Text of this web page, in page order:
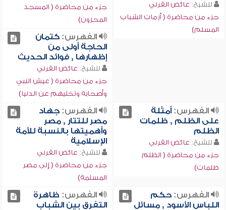
للشيخ: عائض القرني
جزء من محاضرة ( أزمات الشباب
المسلم)
جزء من محاضرة ( المسجد
المحزون)
الفهرس:كتمان
الحاجة أولى من
إظهارها , فوائد الحديث
للشيخ: عائض القرني
جزء من محاضرة ( عيش النبي
وأصحابه وتخليهم عن الدنيا)
الفهرس:أمثلة
على الظلم , ظلمات
الظلم
للشيخ: عائض القرني
جزء من محاضرة ( الظلم
ظلمات)
الفهرس:جهاد
مصر للتتار , مصر
وأهميتها بالنسبة للأمة
الإسلامية
للشيخ: عائض القرني
جزء من محاضرة ( إلى مصر
المسلمة)
الفهرس:حكم
اللباس الأسود , مسائل
الفهرس: ظاهرة
التفرق بين الشباب